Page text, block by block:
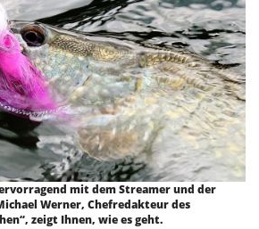
mit dem Streamer und der
Werner, Chefredakteur des
zeigt Ihnen, wie es geht.